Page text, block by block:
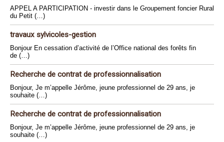
APPEL A PARTICIPATION - investir dans le Groupement foncier Rural
du Petit (…)
travaux sylvicoles-gestion
Bonjour En cessation d’activité de l’Office national des forêts fin
de (…)
Recherche de contrat de professionnalisation
Bonjour, Je m’appelle Jérôme, jeune professionnel de 29 ans, je
souhaite (…)
Recherche de contrat de professionnalisation
Bonjour, Je m’appelle Jérôme, jeune professionnel de 29 ans, je
souhaite (…)